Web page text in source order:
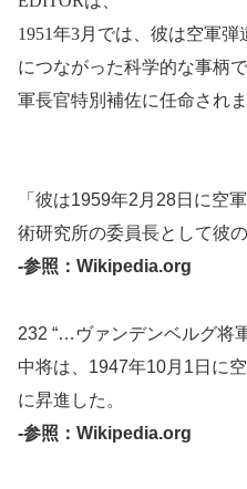
1951年3月では、彼は空軍
につながった科学的な事柄
軍長官特別補佐に任命され
「彼は1959年2月28日に空
術研究所の委員長として彼
-参照：Wikipedia.org
232 “…ヴァンデンベルグ将
中将は、1947年10月1日に
に昇進した。
-参照：Wikipedia.org